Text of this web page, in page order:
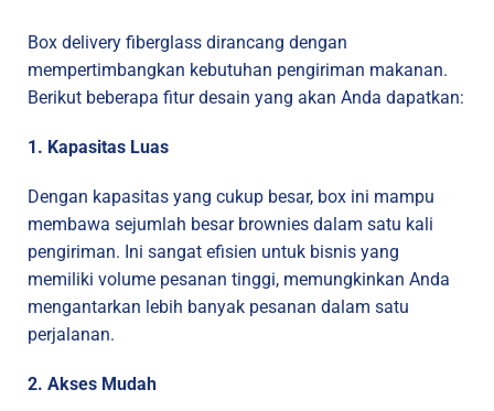
Box delivery fiberglass dirancang dengan
mempertimbangkan kebutuhan pengiriman makanan.
Berikut beberapa fitur desain yang akan Anda dapatkan:
1. Kapasitas Luas
Dengan kapasitas yang cukup besar, box ini mampu
membawa sejumlah besar brownies dalam satu kali
pengiriman. Ini sangat efisien untuk bisnis yang
memiliki volume pesanan tinggi, memungkinkan Anda
mengantarkan lebih banyak pesanan dalam satu
perjalanan.
2. Akses Mudah